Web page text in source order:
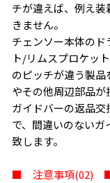
チが違えば、例え
きません。
チェンソー本体の
ト/リムスプロケッ
のピッチが違う製
やその他周辺部品が
ガイドバーの返品
で、間違いのない
致します。
■ 注意事項(02)